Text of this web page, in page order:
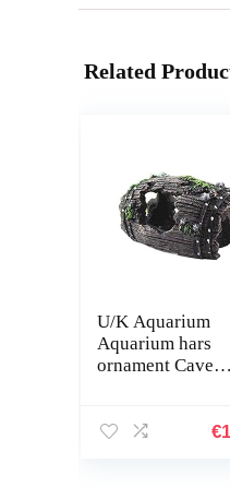
Related
U/K Aquarium
Aquarium hars
ornament Cave
landschap decor
€